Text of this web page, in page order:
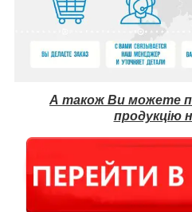
А також Ви можете
продукцію